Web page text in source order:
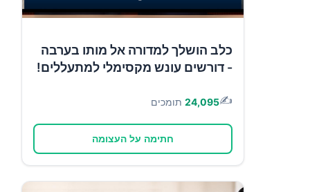
כלב הושלך למדורה אל מותו בערבה
- דורשים עונש מקסימלי למתעללים!
✍️
24,095 תומכים
חתימה על העצומה